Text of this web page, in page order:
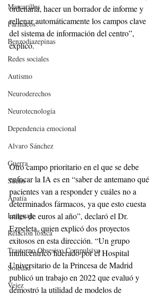
Mascarillas
Fármacos
Benzodiazepinas
Redes sociales
Autismo
Neuroderechos
Neurotecnología
Dependencia emocional
Alvaro Sánchez
Guerra
Sueño
Apatía
Lenguaje
Relación tóxica
Trastorno Obsesivo Compulsivo
Soledad
Vejez
ordenarla, hacer un borrador de informe y
rellenar automáticamente los campos clave
del sistema de información del centro”,
explicó.
Otro campo prioritario en el que se debe
enfocar la IA es en “saber de antemano qué
pacientes van a responder y cuáles no a
determinados fármacos, ya que esto cuesta
miles de euros al año”, declaró el Dr.
Ezpeleta, quien explicó dos proyectos
exitosos en esta dirección. “Un grupo
multicéntrico liderado por el Hospital
Universitario de la Princesa de Madrid
publicó un trabajo en 2022 que evaluó y
demostró la utilidad de modelos de